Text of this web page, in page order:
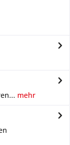
mehr